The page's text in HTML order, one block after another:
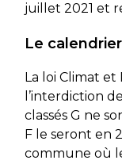
juillet 2021 et
Le
La loi Climat
l’interdiction
classés G ne
F le seront en
commune où